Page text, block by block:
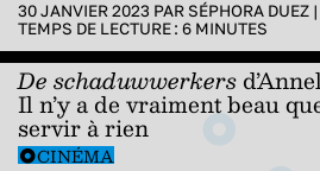
30 JANVIER 2023 PAR SÉPHORA DUEZ |
TEMPS DE LECTURE : 6 MINUTES
De schaduwwerkers
Il n’y a de vraiment beau
servir à rien
CINÉMA